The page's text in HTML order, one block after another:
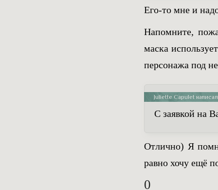
Его-то мне и
Напомните,
маска
персонажа под
Juliette Capulet
С заявкой на
Отлично) Я
равно хочу ещё
0